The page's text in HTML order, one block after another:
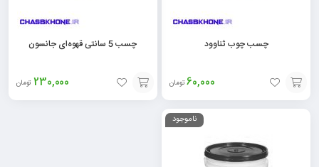
چسب چوب ثناوود
60,000 تومان
افزودن
چسب 5 سانتی قهوه‌ای جانسون
230,000 تومان
افزودن
ناموجود